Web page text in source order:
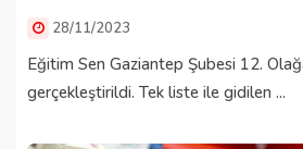
28/11/2023
Eğitim Sen Gaziantep Şubesi 12.
gerçekleştirildi. Tek liste ile gidilen ...